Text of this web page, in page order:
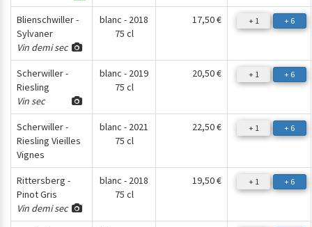
Blienschwiller -
Sylvaner
Vin demi sec
blanc - 2018
75 cl
17,50 € + 1 + 6
Scherwiller -
Riesling
Vin sec
blanc - 2019
75 cl
20,50 € + 1 + 6
Scherwiller -
Riesling Vieilles
Vignes
blanc - 2021
75 cl
22,50 € + 1 + 6
Rittersberg -
Pinot Gris
Vin demi sec
blanc - 2018
75 cl
19,50 € + 1 + 6